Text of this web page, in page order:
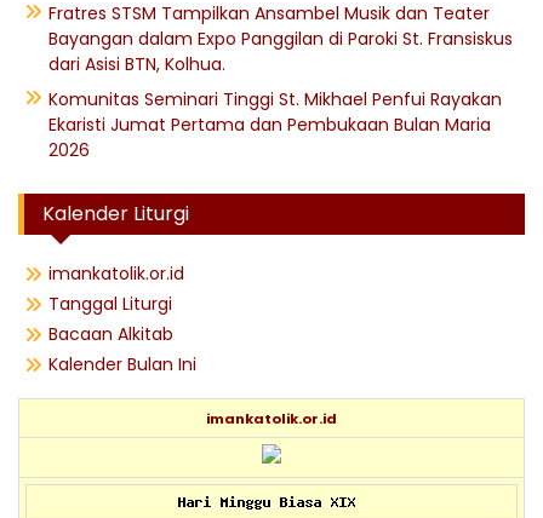
Fratres STSM Tampilkan Ansambel Musik dan Teater
Bayangan dalam Expo Panggilan di Paroki St. Fransiskus
dari Asisi BTN, Kolhua.
Komunitas Seminari Tinggi St. Mikhael Penfui Rayakan
Ekaristi Jumat Pertama dan Pembukaan Bulan Maria
2026
Kalender Liturgi
imankatolik.or.id
Tanggal Liturgi
Bacaan Alkitab
Kalender Bulan Ini
imankatolik.or.id